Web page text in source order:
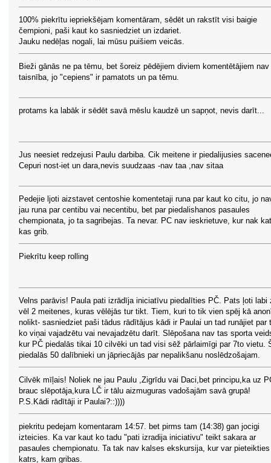
100% piekrītu iepriekšējam komentāram, sēdēt un rakstīt visi baigie
čempioni, paši kaut ko sasniedziet un izdariet.
Jauku nedēļas nogali, lai mūsu puišiem veicās.
Bieži gānās ne pa tēmu, bet šoreiz pēdējiem diviem komentētājiem nav
taisnība, jo "cepiens" ir pamatots un pa tēmu.
protams ka labāk ir sēdēt savā mēslu kaudzē un sapņot, nevis darīt...
Jus neesiet redzejusi Paulu darbiba. Cik meitene ir piedalijusies
Cepuri nost-iet un dara,nevis suudzaas -nav taa ,nav sitaa
Pedejie ljoti aizstavet centoshie komentetaji runa par kaut ko citu, jo
jau runa par centibu vai necentibu, bet par piedalishanos pasaules
chempionata, jo ta sagribejas. Ta nevar. PC nav ieskrietuve, kur nak
kas grib.
Piekrītu keep rolling
Velns parāvis! Paula pati izrādīja iniciatīvu piedalīties PČ. Pats ļoti labi
vēl 2 meitenes, kuras vēlējās tur tikt. Tiem, kuri to tik vien spēj kā
nolikt- sasniedziet paši tādus rādītājus kādi ir Paulai un tad runājiet par
ko viņai vajadzētu vai nevajadzētu darīt. Slēpošana nav tas sporta
kur PČ piedalās tikai 10 cilvēki un tad visi sēž pārlaimīgi par 7to vietu.
piedalās 50 dalībnieki un jāpriecājās par nepalikšanu noslēdzošajam.
Cilvēk mīļais! Noliek ne jau Paulu ,Zigrīdu vai Daci,bet principu,ka uz
brauc slēpotāja,kura LČ ir tālu aizmuguras vadošajām savā grupā!
P.S.Kādi rādītāji ir Paulai?::))))
piekritu pedejam komentaram 14:57. bet pirms tam (14:38) gan jocigi
izteicies. Ka var kaut ko tadu "pati izradija iniciativu" teikt sakara ar
pasaules chempionatu. Ta tak nav kalses ekskursija, kur var pieteikties
katrs, kam gribas.